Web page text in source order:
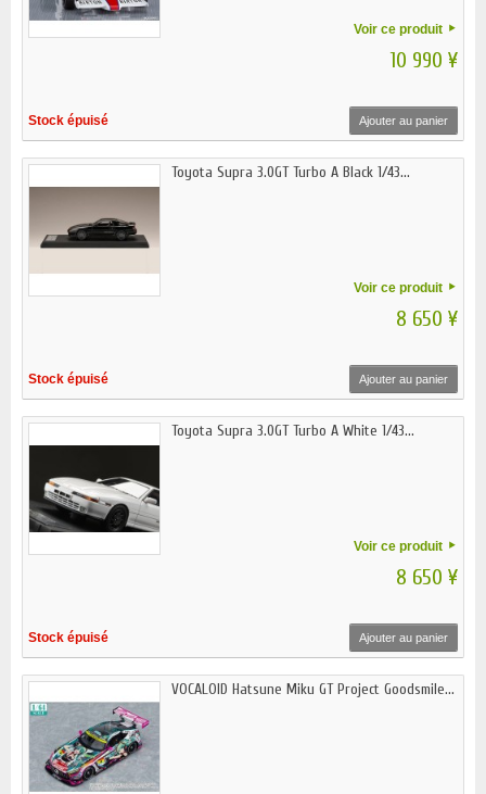
Voir ce produit
10 990 ¥
Stock épuisé Ajouter au panier
Toyota Supra 3.0GT Turbo A Black 1/43...
Voir ce produit
8 650 ¥
Stock épuisé Ajouter au panier
Toyota Supra 3.0GT Turbo A White 1/43...
Voir ce produit
8 650 ¥
Stock épuisé Ajouter au panier
VOCALOID Hatsune Miku GT Project Goodsmile...